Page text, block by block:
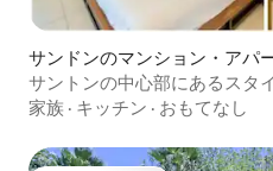
サンドンのマンション・アパ
サントンの中心部にあるスタ
家族 · キッチン · おもてなし